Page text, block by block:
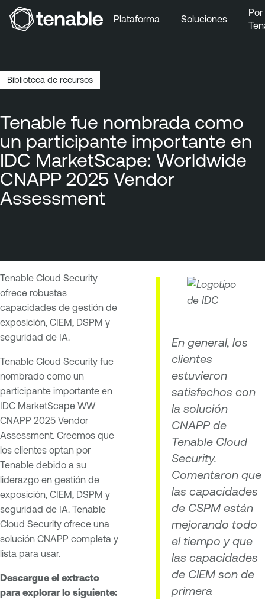
Ir al pie de página
Plataforma Soluciones
Ruta
de
navegación
Biblioteca de recursos
Tenable fue nombrada como
un participante importante en
IDC MarketScape: Worldwide
CNAPP 2025 Vendor
Assessment
En general, los
clientes
estuvieron
satisfechos con
la solución
CNAPP de
Tenable Cloud
Security.
Comentaron que
las capacidades
de CSPM están
mejorando todo
el tiempo y que
las capacidades
de CIEM son de
primera
Tenable Cloud Security
ofrece robustas
capacidades de gestión de
exposición, CIEM, DSPM y
seguridad de IA.
Tenable Cloud Security fue
nombrado como un
participante importante en
IDC MarketScape WW
CNAPP 2025 Vendor
Assessment. Creemos que
los clientes optan por
Tenable debido a su
liderazgo en gestión de
exposición, CIEM, DSPM y
seguridad de IA. Tenable
Cloud Security ofrece una
solución CNAPP completa y
lista para usar.
Descargue el extracto
para explorar lo siguiente: